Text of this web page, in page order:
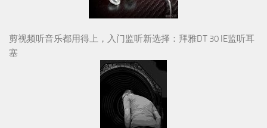
剪视频听音乐都用得上，入门监听新选择：拜雅DT 30 IE监听耳
塞